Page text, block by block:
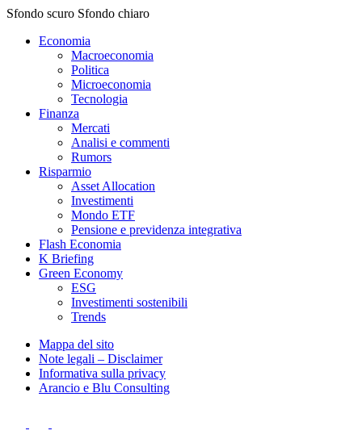
Sfondo scuro Sfondo chiaro
Economia
Macroeconomia
Politica
Microeconomia
Tecnologia
Finanza
Mercati
Analisi e commenti
Rumors
Risparmio
Asset Allocation
Investimenti
Mondo ETF
Pensione e previdenza integrativa
Flash Economia
K Briefing
Green Economy
ESG
Investimenti sostenibili
Trends
Mappa del sito
Note legali – Disclaimer
Informativa sulla privacy
Arancio e Blu Consulting